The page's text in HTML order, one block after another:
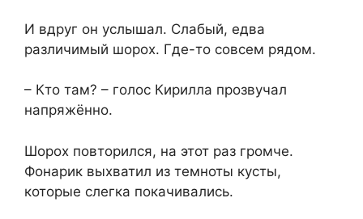
И вдруг он услышал. Слабый, едва
различимый шорох. Где-то совсем рядом.
– Кто там? – голос Кирилла прозвучал
напряжённо.
Шорох повторился, на этот раз громче.
Фонарик выхватил из темноты кусты,
которые слегка покачивались.